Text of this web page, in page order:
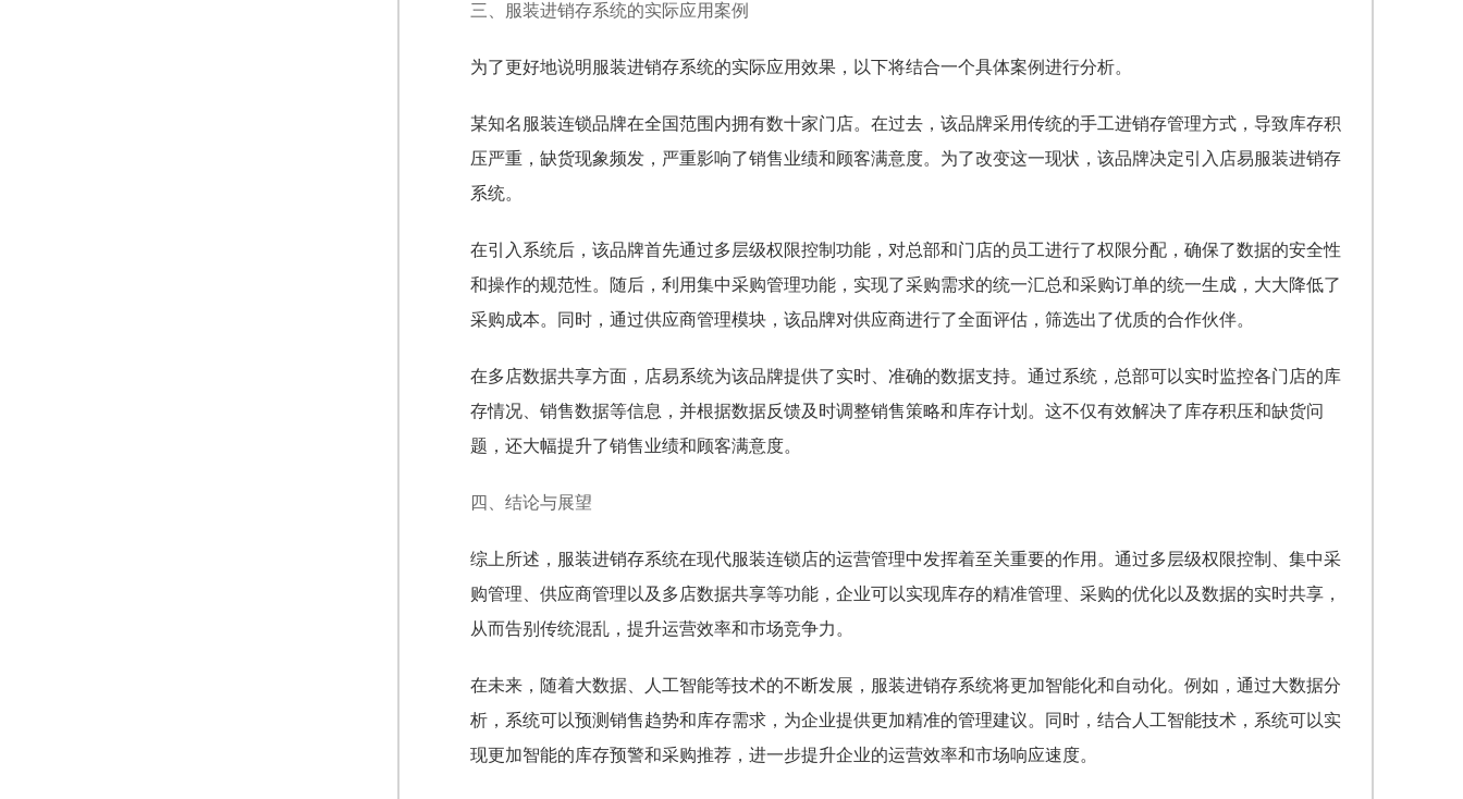
三、服装进销存系统的实际应用案例
为了更好地说明服装进销存系统的实际应用效果，以下将结合一个具体案例进行分析。
某知名服装连锁品牌在全国范围内拥有数十家门店。在过去，该品牌采用传统的手工进销存管理方式，导致库存积
压严重，缺货现象频发，严重影响了销售业绩和顾客满意度。为了改变这一现状，该品牌决定引入店易服装进销存
系统。
在引入系统后，该品牌首先通过多层级权限控制功能，对总部和门店的员工进行了权限分配，确保了数据的安全性
和操作的规范性。随后，利用集中采购管理功能，实现了采购需求的统一汇总和采购订单的统一生成，大大降低了
采购成本。同时，通过供应商管理模块，该品牌对供应商进行了全面评估，筛选出了优质的合作伙伴。
在多店数据共享方面，店易系统为该品牌提供了实时、准确的数据支持。通过系统，总部可以实时监控各门店的库
存情况、销售数据等信息，并根据数据反馈及时调整销售策略和库存计划。这不仅有效解决了库存积压和缺货问
题，还大幅提升了销售业绩和顾客满意度。
四、结论与展望
综上所述，服装进销存系统在现代服装连锁店的运营管理中发挥着至关重要的作用。通过多层级权限控制、集中采
购管理、供应商管理以及多店数据共享等功能，企业可以实现库存的精准管理、采购的优化以及数据的实时共享，
从而告别传统混乱，提升运营效率和市场竞争力。
在未来，随着大数据、人工智能等技术的不断发展，服装进销存系统将更加智能化和自动化。例如，通过大数据分
析，系统可以预测销售趋势和库存需求，为企业提供更加精准的管理建议。同时，结合人工智能技术，系统可以实
现更加智能的库存预警和采购推荐，进一步提升企业的运营效率和市场响应速度。